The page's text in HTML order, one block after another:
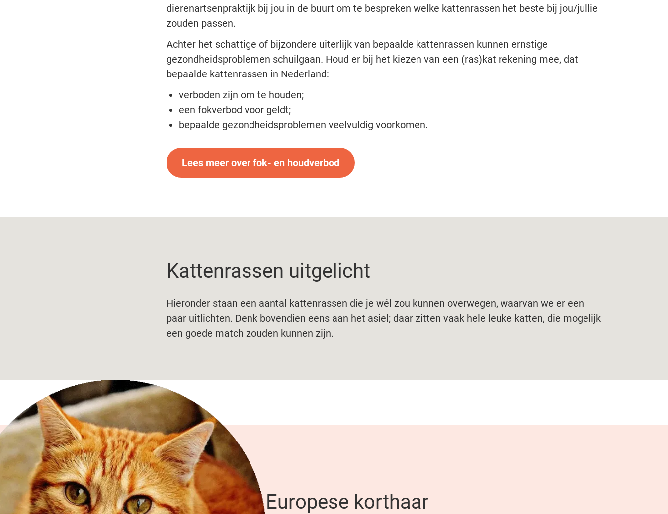
dierenartsenpraktijk bij jou in de buurt om te bespreken welke kattenrassen het beste bij jou/jullie
zouden passen.
Achter het schattige of bijzondere uiterlijk van bepaalde kattenrassen kunnen ernstige
gezondheidsproblemen schuilgaan. Houd er bij het kiezen van een (ras)kat rekening mee, dat
bepaalde kattenrassen in Nederland:
verboden zijn om te houden;
een fokverbod voor geldt;
bepaalde gezondheidsproblemen veelvuldig voorkomen.
Lees meer over fok- en houdverbod
Kattenrassen uitgelicht
Hieronder staan een aantal kattenrassen die je wél zou kunnen overwegen, waarvan we er een
paar uitlichten. Denk bovendien eens aan het asiel; daar zitten vaak hele leuke katten, die mogelijk
een goede match zouden kunnen zijn.
Europese korthaar